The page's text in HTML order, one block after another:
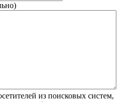
из поисковых систем,